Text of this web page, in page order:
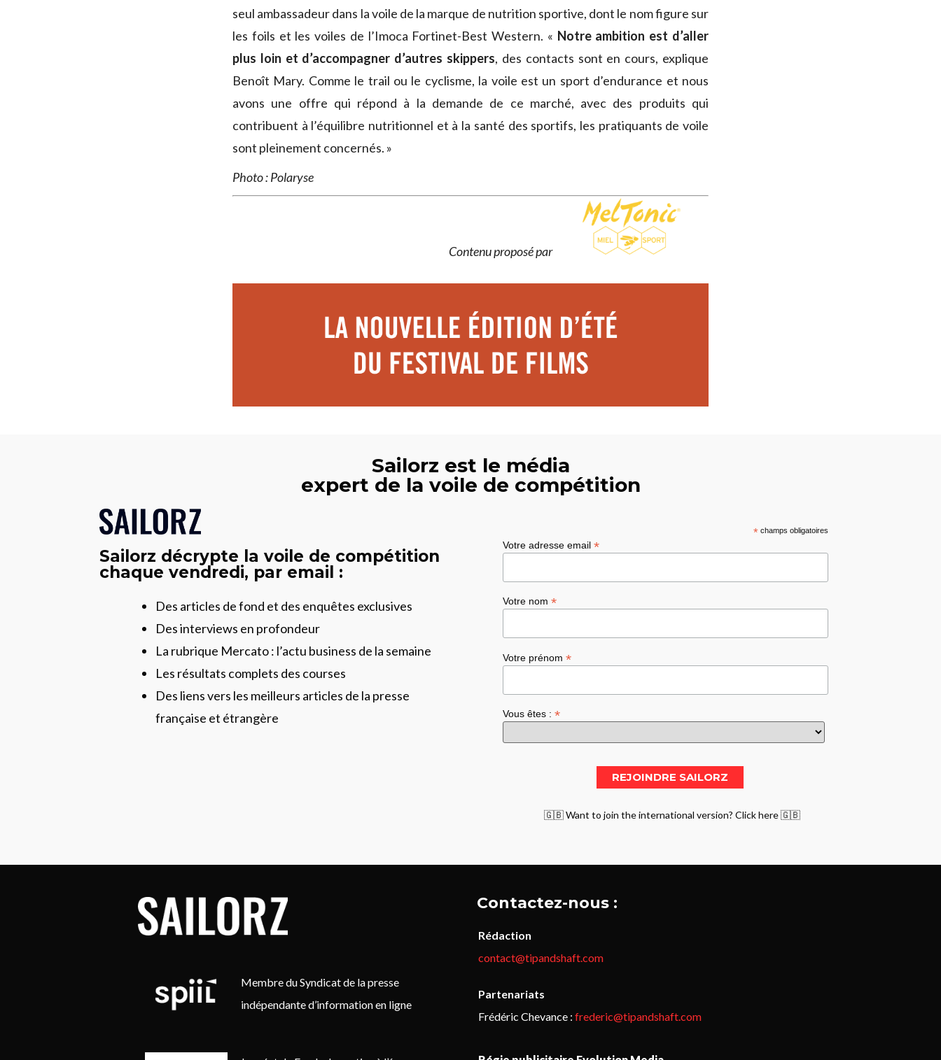
seul ambassadeur dans la voile de la marque de nutrition sportive, dont le nom figure sur
les foils et les voiles de l’Imoca Fortinet-Best Western. « Notre ambition est d’aller
plus loin et d’accompagner d’autres skippers, des contacts sont en cours, explique
Benoît Mary. Comme le trail ou le cyclisme, la voile est un sport d’endurance et nous
avons une offre qui répond à la demande de ce marché, avec des produits qui
contribuent à l’équilibre nutritionnel et à la santé des sportifs, les pratiquants de voile
sont pleinement concernés. »
Photo : Polaryse
Contenu proposé par
Sailorz est le média
expert de la voile de compétition
Sailorz décrypte la voile de compétition
chaque vendredi, par email :
Des articles de fond et des enquêtes exclusives
Des interviews en profondeur
La rubrique Mercato : l’actu business de la semaine
Les résultats complets des courses
Des liens vers les meilleurs articles de la presse
française et étrangère
*champs obligatoires
Votre adresse email *
Votre nom *
Votre prénom *
Vous êtes : *
🇬🇧 Want to join the international version? Click here 🇬🇧
Membre du Syndicat de la presse
indépendante d’information en ligne
Contactez-nous :
Rédaction
contact@tipandshaft.com
Partenariats
Frédéric Chevance : frederic@tipandshaft.com